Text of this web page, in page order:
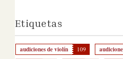
Etiquetas
audiciones de violín 109